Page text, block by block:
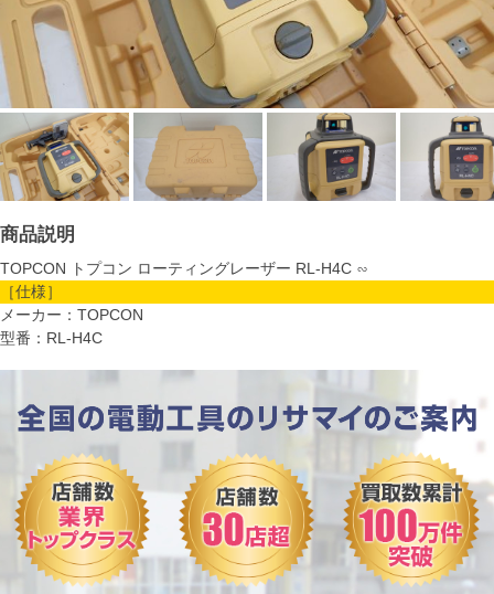
商品説明
TOPCON トプコン ローティングレーザー RL-H4C ∽
［仕様］
メーカー：TOPCON
型番：RL-H4C